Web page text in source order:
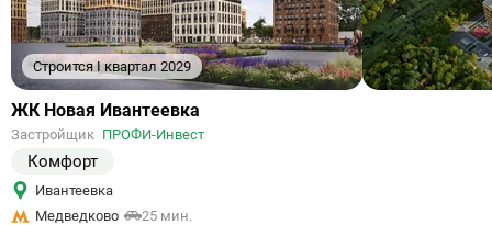
Строится I квартал 2029
Ссылка
объект
ЖК Новая Ивантеевка
Застройщик ПРОФИ-Инвест
Комфорт
Ивантеевка
Медведково
25 мин.